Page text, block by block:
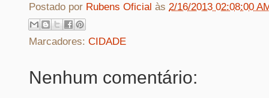
Postado por Rubens Oficial às 2/16/2013 02:08:00
Marcadores: CIDADE
Nenhum comentário: